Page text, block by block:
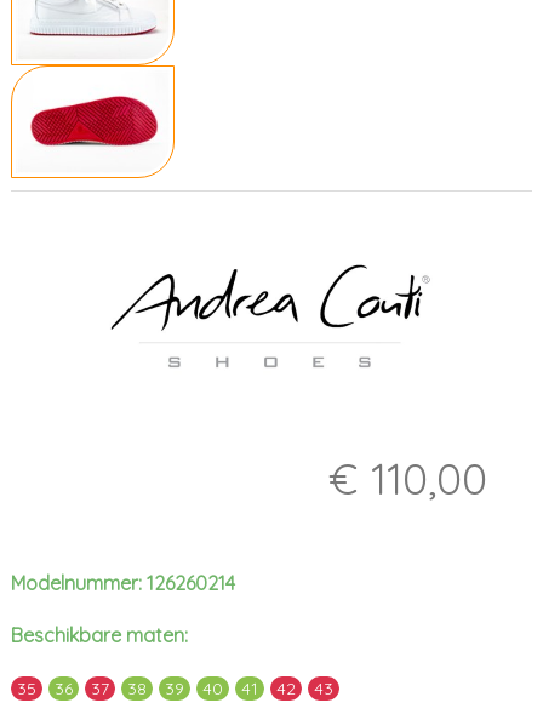
€ 110,00
Modelnummer: 126260214
Beschikbare maten:
35 36 37 38 39 40 41 42 43